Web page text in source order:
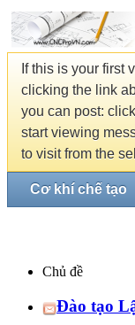
If this is your first
clicking the link
you can post:
start viewing
to visit from the
Cơ khí chế tạo
Chủ đề
Đào tạo